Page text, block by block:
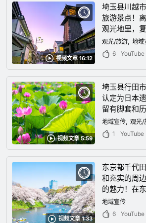
视频文章 16:12
埼玉县川越
旅游景点！
观光地里，
观光/旅游
地域
6
YouTube
视频文章 5:59
埼玉县行田
认定为日本
留有脚套和
魅力十足的街
地域宣传
观光/
1
YouTube
视频文章 1:33
东京都千代
和充实的周
的魅力！在
对不能错过
地域宣传
6
YouTube